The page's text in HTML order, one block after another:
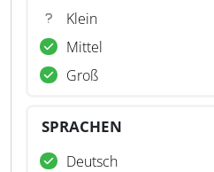
Klein
Mittel
Groß
SPRACHEN
Deutsch